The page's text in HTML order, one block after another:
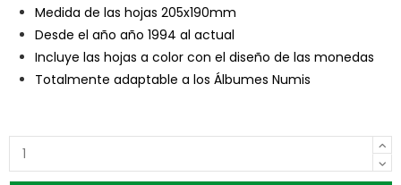
Medida de las hojas 205x190mm
Desde el año año 1994 al actual
Incluye las hojas a color con el diseño de las monedas
Totalmente adaptable a los Álbumes Numis